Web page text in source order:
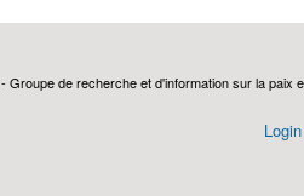
Groupe de recherche et d'information sur la paix
Login